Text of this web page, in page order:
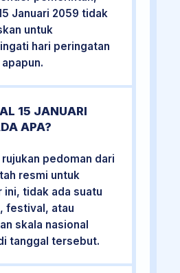
Januari 2059 tidak
untuk
hari peringatan
15 JANUARI
APA?
pedoman dari
resmi untuk
ini, tidak ada suatu
festival, atau
skala nasional
tanggal tersebut.